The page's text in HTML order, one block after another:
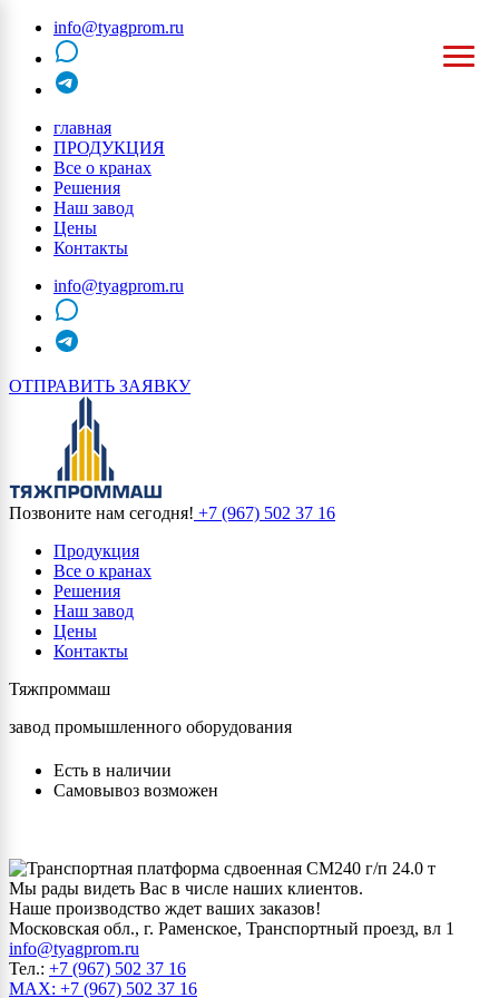
info@tyagprom.ru
главная
ПРОДУКЦИЯ
Все о кранах
Решения
Наш завод
Цены
Контакты
info@tyagprom.ru
ОТПРАВИТЬ ЗАЯВКУ
Позвоните нам сегодня! +7 (967) 502 37 16
Продукция
Все о кранах
Решения
Наш завод
Цены
Контакты
Тяжпроммаш
завод промышленного оборудования
Есть в наличии
Самовывоз возможен
Мы рады видеть Вас в числе наших клиентов.
Наше производство ждет ваших заказов!
Московская обл., г. Раменское, Транспортный проезд, вл 1
info@tyagprom.ru
Тел.: +7 (967) 502 37 16
MAX: +7 (967) 502 37 16